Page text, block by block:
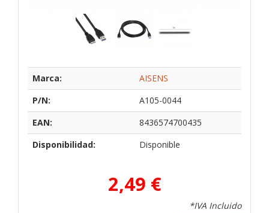
Marca:
AISENS
P/N:
A105-0044
EAN:
8436574700435
Disponibilidad:
Disponible
2,49 €
*IVA Incluido